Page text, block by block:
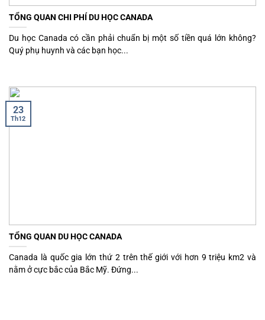
TỔNG QUAN CHI PHÍ DU HỌC CANADA
Du học Canada có cần phải chuẩn bị một số tiền quá lớn không?
Quý phụ huynh và các bạn học...
TỔNG QUAN DU HỌC CANADA
Canada là quốc gia lớn thứ 2 trên thế giới với hơn 9 triệu km2 và
nằm ở cực bắc của Bắc Mỹ. Đứng...
23
Th12